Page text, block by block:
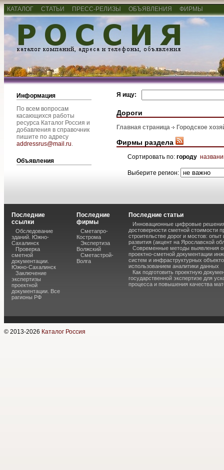
КАТАЛОГ СТАТЬИ ПРЕСС-РЕЛИЗЫ ОБЪЯВЛЕНИЯ ФИРМЫ
Информация
По всем вопросам
касающихся работы
ресурса Каталог Россия и
добавления в справочник
пишите по адресу
addressrus@mail.ru.
Объявления
Я ищу:
Дороги
Главная страница Городское
Фирмы раздела
Сортировать по: городу
Выберите регион:
Последние
ссылки
Обследование
зданий. Южно-
Сахалинск
Проверка
сметной
документации.
Южно-Сахалинск
Заключение
экспертизы
проектной
документации. Все
рагионы РФ
Последние
фирмы
Сметапро-
Кострома
Экспертиза
Волжский
Сметастрой-
Волга
Последние статьи
Инновационные цифровые
достоверности сметной стоимости
строительстве дорог и мостов: опыт
развития (акцент на Ярославской
Современные методы выявления
проектно-сметной документации
систем и инфраструктурных
использованием аналитики данных
Как подготовить проектную
государственной экспертизе для
процесса и повышения качества
© 2013-2026 Каталог Россия